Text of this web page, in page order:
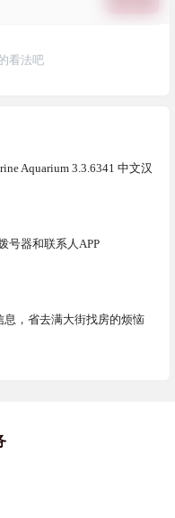
看法吧
Aquarium 3.3.6341 中文汉
号器和联系人APP
，省去满大街找房的烦恼